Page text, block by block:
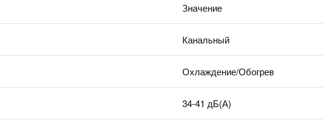
Значение
Канальный
Охлаждение/Обогрев
34-41 дБ(А)